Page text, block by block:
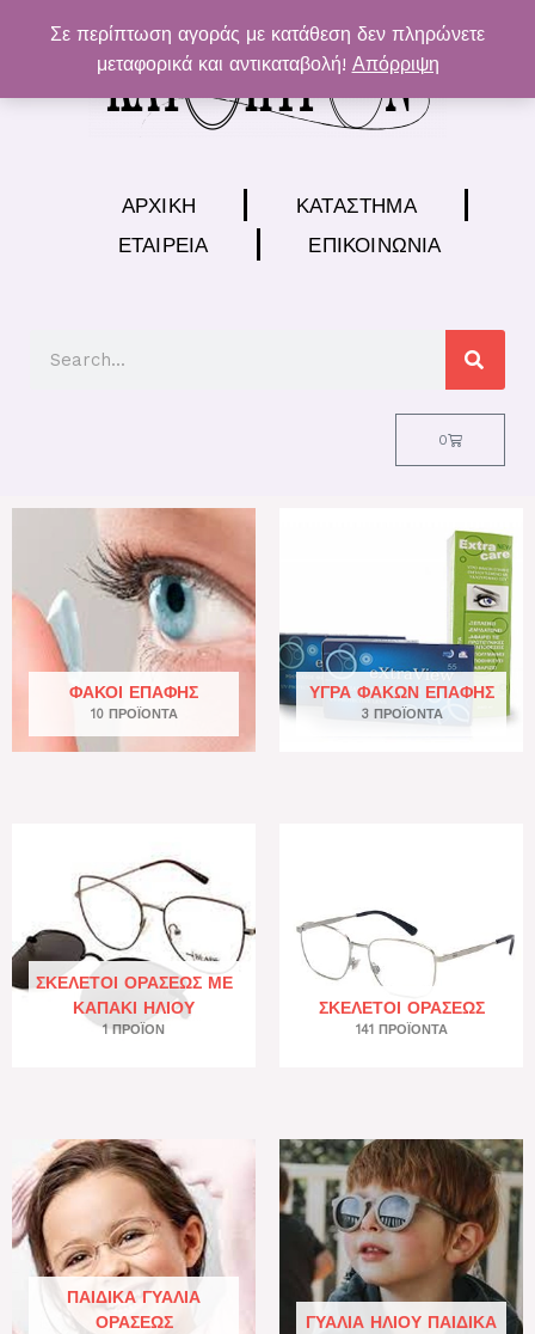
Σε περίπτωση αγοράς με κατάθεση δεν πληρώνετε
μεταφορικά και αντικαταβολή! Απόρριψη
περιεχόμενο
ΑΡΧΙΚΉ
ΚΑΤΆΣΤΗΜΑ
ΕΤΑΙΡΕΊΑ
ΕΠΙΚΟΙΝΩΝΊΑ
0
Cart
ΦΑΚΟΊ ΕΠΑΦΉΣ
10 ΠΡΟΪΌΝΤΑ
ΥΓΡΆ ΦΑΚΏΝ ΕΠΑΦΉΣ
3 ΠΡΟΪΌΝΤΑ
ΣΚΕΛΕΤΟΊ ΟΡΆΣΕΩΣ ΜΕ
ΚΑΠΆΚΙ ΗΛΊΟΥ
1 ΠΡΟΪΌΝ
ΣΚΕΛΕΤΟΊ ΟΡΆΣΕΩΣ
141 ΠΡΟΪΌΝΤΑ
ΠΑΙΔΙΚΆ ΓΥΑΛΙΆ
ΟΡΆΣΕΩΣ
ΓΥΑΛΙΆ ΗΛΊΟΥ ΠΑΙΔΙΚΆ